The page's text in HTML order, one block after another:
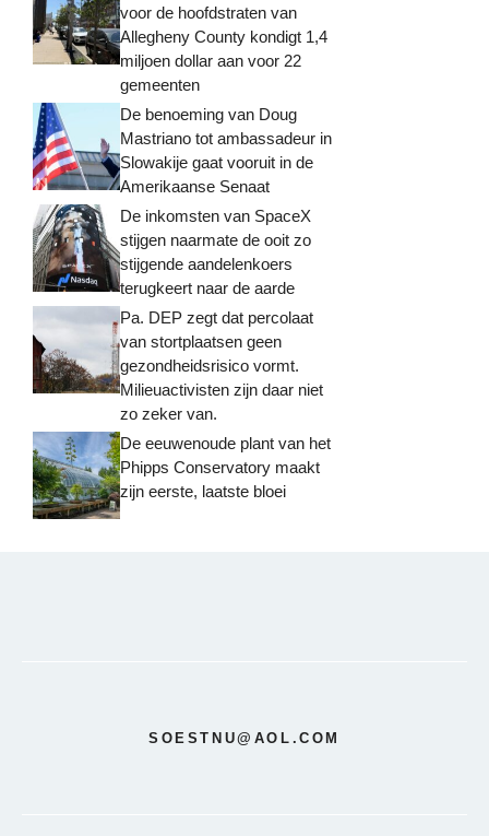
voor de hoofdstraten van
Allegheny County kondigt 1,4
miljoen dollar aan voor 22
gemeenten
De benoeming van Doug
Mastriano tot ambassadeur in
Slowakije gaat vooruit in de
Amerikaanse Senaat
De inkomsten van SpaceX
stijgen naarmate de ooit zo
stijgende aandelenkoers
terugkeert naar de aarde
Pa. DEP zegt dat percolaat
van stortplaatsen geen
gezondheidsrisico vormt.
Milieuactivisten zijn daar niet
zo zeker van.
De eeuwenoude plant van het
Phipps Conservatory maakt
zijn eerste, laatste bloei
SOESTNU@AOL.COM